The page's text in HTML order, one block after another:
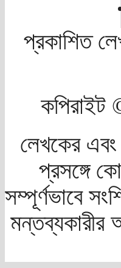
প্রকাশিত
লেখকের এবং
প্রসঙ্গে
সম্পূর্ণভাবে
মন্তব্যকারীর